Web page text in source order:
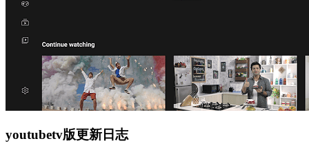
youtubetv版更新日志